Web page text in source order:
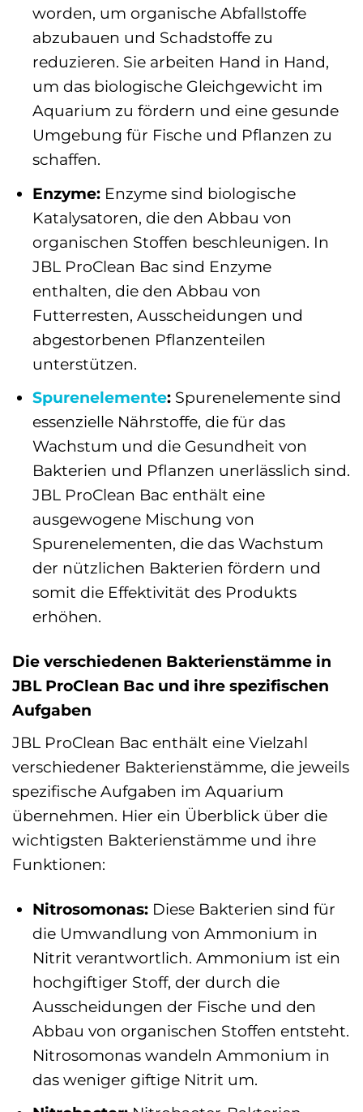
worden, um organische Abfallstoffe
abzubauen und Schadstoffe zu
reduzieren. Sie arbeiten Hand in Hand,
um das biologische Gleichgewicht im
Aquarium zu fördern und eine gesunde
Umgebung für Fische und Pflanzen zu
schaffen.
Enzyme:Enzyme sind biologische
Katalysatoren, die den Abbau von
organischen Stoffen beschleunigen. In
JBL ProClean Bac sind Enzyme
enthalten, die den Abbau von
Futterresten, Ausscheidungen und
abgestorbenen Pflanzenteilen
unterstützen.
Spurenelemente:Spurenelemente sind
essenzielle Nährstoffe, die für das
Wachstum und die Gesundheit von
Bakterien und Pflanzen unerlässlich sind.
JBL ProClean Bac enthält eine
ausgewogene Mischung von
Spurenelementen, die das Wachstum
der nützlichen Bakterien fördern und
somit die Effektivität des Produkts
erhöhen.
Die verschiedenen Bakterienstämme in
JBL ProClean Bac und ihre spezifischen
Aufgaben
JBL ProClean Bac enthält eine Vielzahl
verschiedener Bakterienstämme, die jeweils
spezifische Aufgaben im Aquarium
übernehmen. Hier ein Überblick über die
wichtigsten Bakterienstämme und ihre
Funktionen:
Nitrosomonas:Diese Bakterien sind für
die Umwandlung von Ammonium in
Nitrit verantwortlich. Ammonium ist ein
hochgiftiger Stoff, der durch die
Ausscheidungen der Fische und den
Abbau von organischen Stoffen entsteht.
Nitrosomonas wandeln Ammonium in
das weniger giftige Nitrit um.